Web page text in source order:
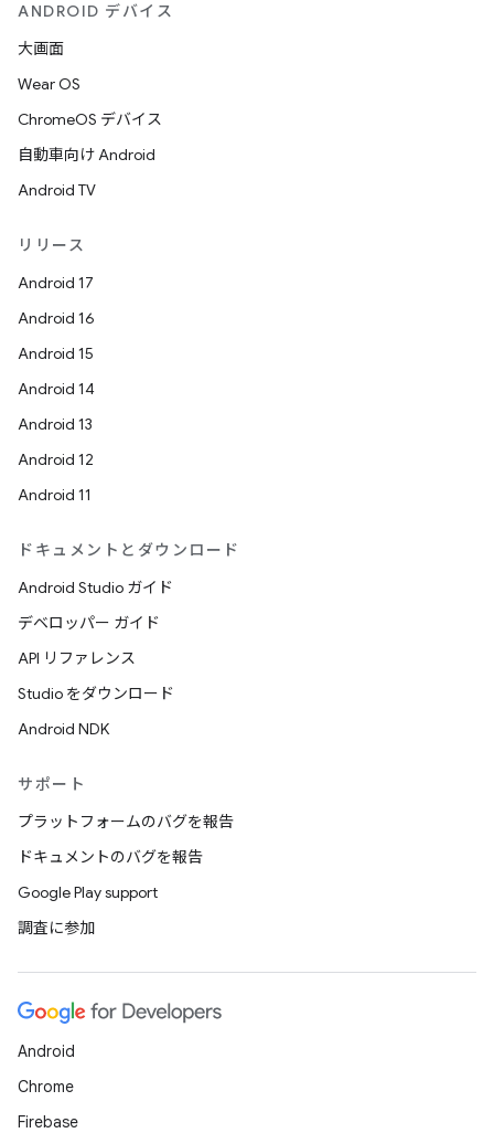
ANDROID デバイス
大画面
Wear OS
ChromeOS デバイス
自動車向け Android
Android TV
リリース
Android 17
Android 16
Android 15
Android 14
Android 13
Android 12
Android 11
ドキュメントとダウンロード
Android Studio ガイド
デベロッパー ガイド
API リファレンス
Studio をダウンロード
Android NDK
サポート
プラットフォームのバグを報告
ドキュメントのバグを報告
Google Play support
調査に参加
Android
Chrome
Firebase